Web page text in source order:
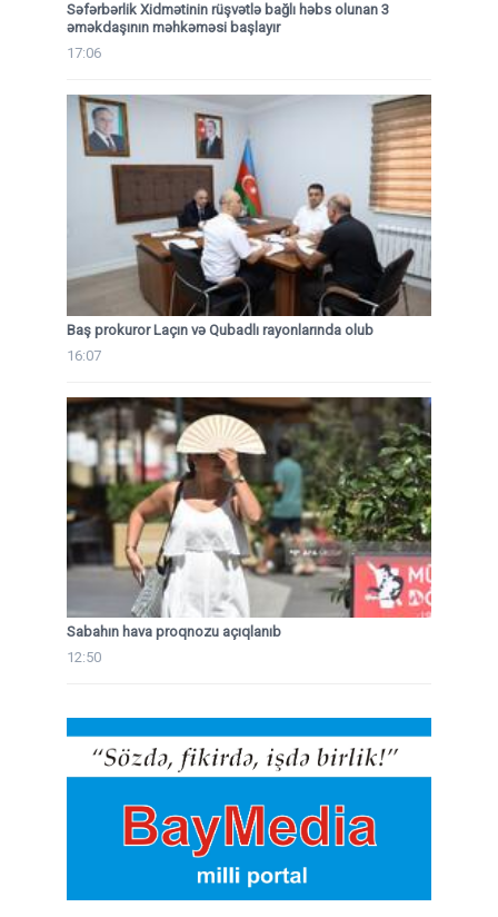
Səfərbərlik Xidmətinin rüşvətlə bağlı həbs olunan 3
əməkdaşının məhkəməsi başlayır
17:06
Baş prokuror Laçın və Qubadlı rayonlarında olub
16:07
Sabahın hava proqnozu açıqlanıb
12:50